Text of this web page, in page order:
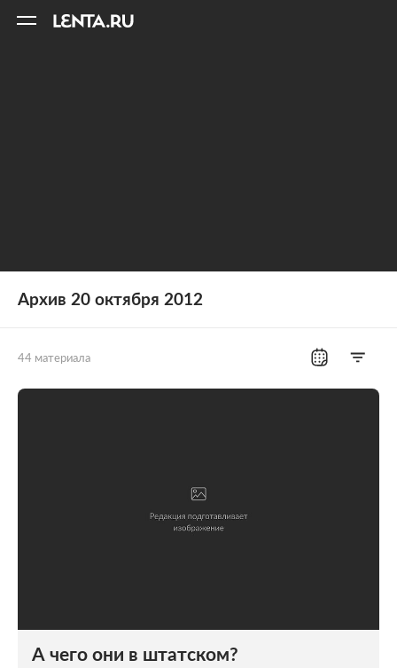
Архив 20 октября 2012
44 материала
Наука и техника Спорт
Из жизни Среда обитания
А чего они в штатском?